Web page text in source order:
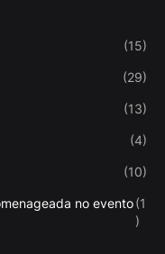
(15)
(29)
(13)
(4)
(10)
no evento(1
)